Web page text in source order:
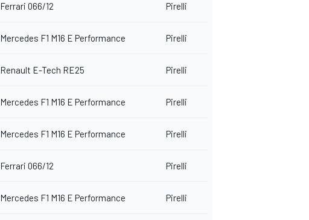
Ferrari 066/12 Pirelli
Mercedes F1 M16 E Performance Pirelli
Renault E-Tech RE25 Pirelli
Mercedes F1 M16 E Performance Pirelli
Mercedes F1 M16 E Performance Pirelli
Ferrari 066/12 Pirelli
Mercedes F1 M16 E Performance Pirelli